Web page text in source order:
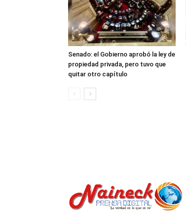
Senado: el Gobierno aprobó la ley de
propiedad privada, pero tuvo que
quitar otro capítulo